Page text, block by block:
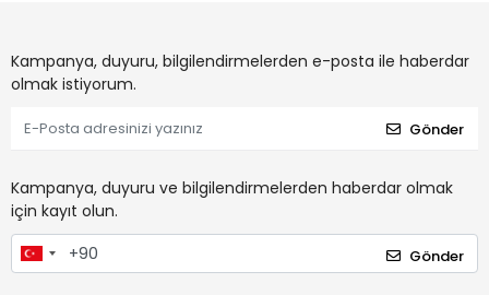
Kampanya, duyuru, bilgilendirmelerden e-posta ile haberdar
olmak istiyorum.
Gönder
Kampanya, duyuru ve bilgilendirmelerden haberdar olmak
için kayıt olun.
Gönder